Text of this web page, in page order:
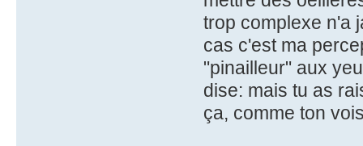
trop complexe n'a
cas c'est ma
"pinailleur" aux
dise: mais tu as
ça, comme ton